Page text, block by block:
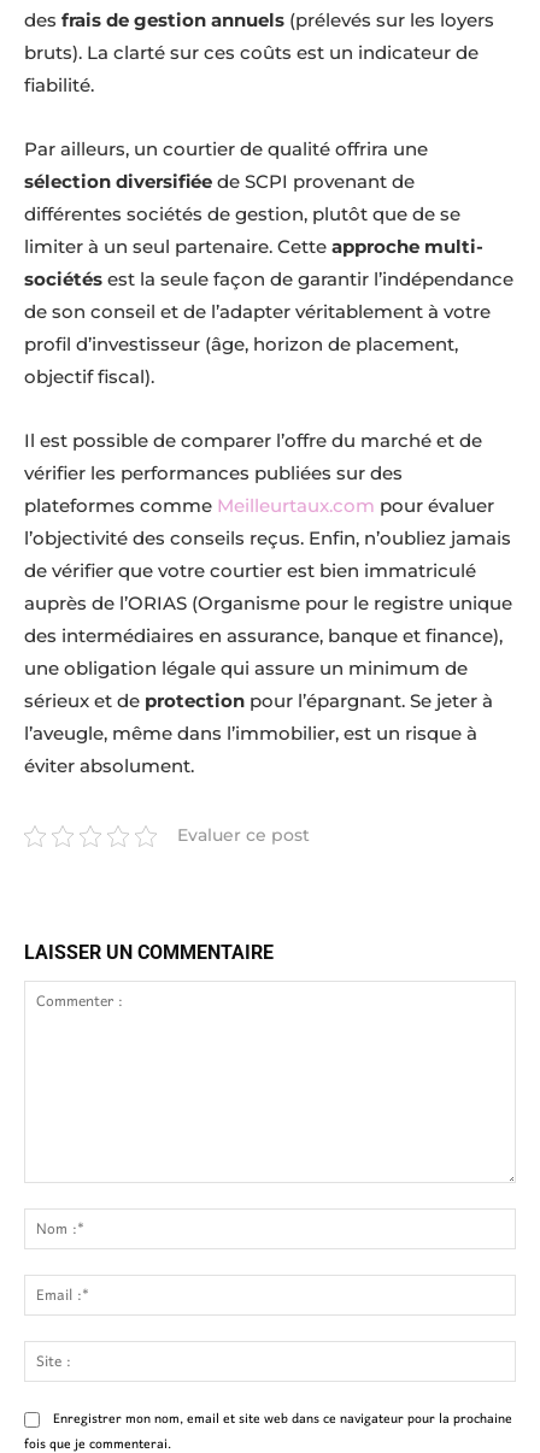
des frais de gestion annuels (prélevés sur les loyers
bruts). La clarté sur ces coûts est un indicateur de
fiabilité.
Par ailleurs, un courtier de qualité offrira une
sélection diversifiée de SCPI provenant de
différentes sociétés de gestion, plutôt que de se
limiter à un seul partenaire. Cette approche multi-
sociétés est la seule façon de garantir l’indépendance
de son conseil et de l’adapter véritablement à votre
profil d’investisseur (âge, horizon de placement,
objectif fiscal).
Il est possible de comparer l’offre du marché et de
vérifier les performances publiées sur des
plateformes comme Meilleurtaux.com pour évaluer
l’objectivité des conseils reçus. Enfin, n’oubliez jamais
de vérifier que votre courtier est bien immatriculé
auprès de l’ORIAS (Organisme pour le registre unique
des intermédiaires en assurance, banque et finance),
une obligation légale qui assure un minimum de
sérieux et de protection pour l’épargnant. Se jeter à
l’aveugle, même dans l’immobilier, est un risque à
éviter absolument.
Evaluer ce post
LAISSER UN COMMENTAIRE
:
:*
:*
:
Enregistrer mon nom, email et site web dans ce navigateur pour la prochaine
fois que je commenterai.